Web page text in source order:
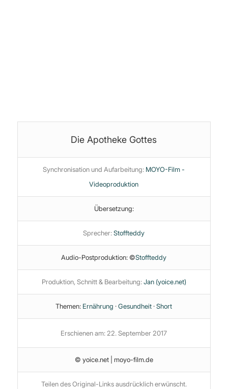
Die Apotheke Gottes
Synchronisation und Aufarbeitung: MOYO-Film -
Videoproduktion
Übersetzung:
Sprecher:Stoffteddy
Audio-Postproduktion: ©Stoffteddy
Produktion, Schnitt & Bearbeitung:Jan (yoice.net)
Themen: Ernährung ·Gesundheit ·Short
Erschienen am: 22. September 2017
© yoice.net | moyo-film.de
Teilen des Original-Links ausdrücklich erwünscht.